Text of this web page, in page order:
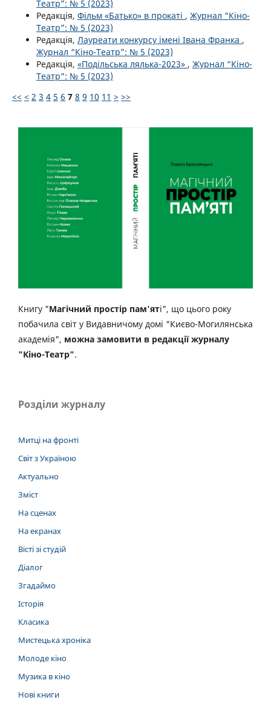
Театр”: № 5 (2023)
Редакція, Фільм «Батько» в прокаті , Журнал “Кіно-
Театр”: № 5 (2023)
Редакція, Лауреати конкурсу імені Івана Франка ,
Журнал “Кіно-Театр”: № 5 (2023)
Редакція, «Подільська лялька-2023» , Журнал “Кіно-
Театр”: № 5 (2023)
<< < 2 3 4 5 6 7 8 9 10 11 > >>
Книгу "Магічний простір пам'яті", що цього року
побачила світ у Видавничому домі "Києво-Могилянська
академія", можна замовити в редакції журналу
"Кіно-Театр".
Розділи журналу
Митці на фронті
Світ з Україною
Актуально
Зміст
На сценах
На екранах
Вісті зі студій
Діалог
Згадаймо
Історія
Класика
Мистецька хроніка
Молоде кіно
Музика в кіно
Нові книги